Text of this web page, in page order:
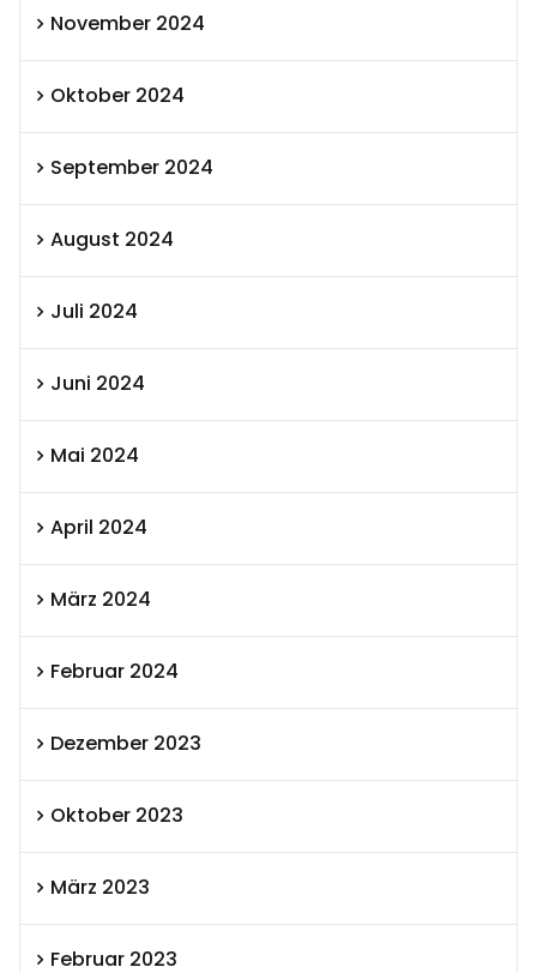
November 2024
Oktober 2024
September 2024
August 2024
Juli 2024
Juni 2024
Mai 2024
April 2024
März 2024
Februar 2024
Dezember 2023
Oktober 2023
März 2023
Februar 2023